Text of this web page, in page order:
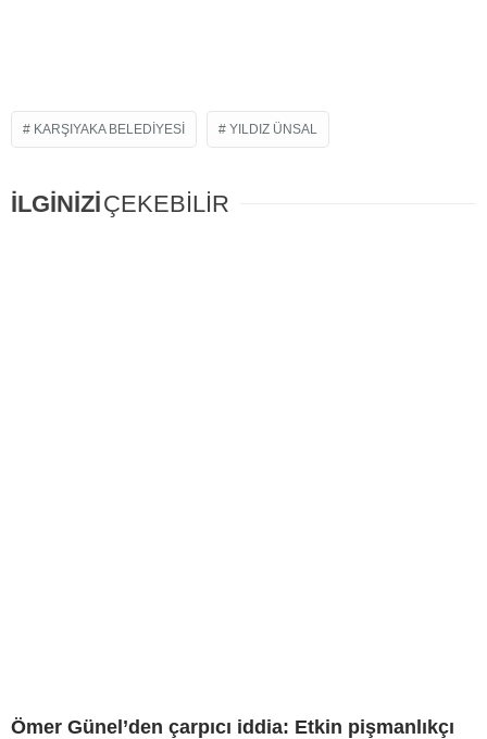
KARŞIYAKA BELEDIYESI YILDIZ ÜNSAL
İLGİNİZİÇEKEBİLİR
Ömer Günel’den çarpıcı iddia: Etkin pişmanlıkçı